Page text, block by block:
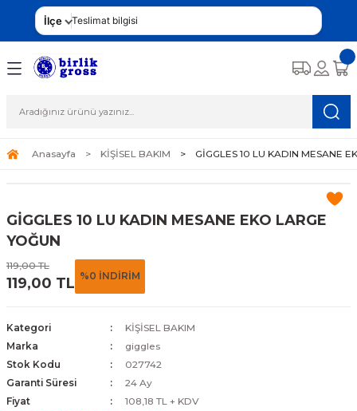
İlçe Teslimat bilgisi
Anasayfa KİŞİSEL BAKIM GİGGLES 10 LU KADIN MESANE
GİGGLES 10 LU KADIN MESANE EKO LARGE
YOĞUN
119,00 TL
119,00 TL %0 İNDİRİM
Kategori
KİŞİSEL BAKIM
Marka
giggles
Stok Kodu
027742
Garanti Süresi
24 Ay
Fiyat
108,18 TL + KDV